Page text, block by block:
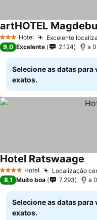
3 EstrelasHotel Excelente
artHOTEL
9,0 Excelente 2.124 a
Selecione as datas para
exatos.
4 EstrelasHotel Localização
Hotel Ratswaage
8,1 Muito boa 7.293 a
Selecione as datas para
exatos.